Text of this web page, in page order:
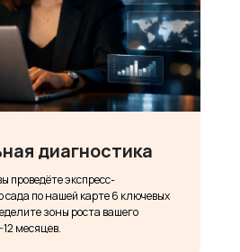
диагностика
проведёте экспресс-
сада по нашей карте 6 ключевых
зоны роста вашего
месяцев.